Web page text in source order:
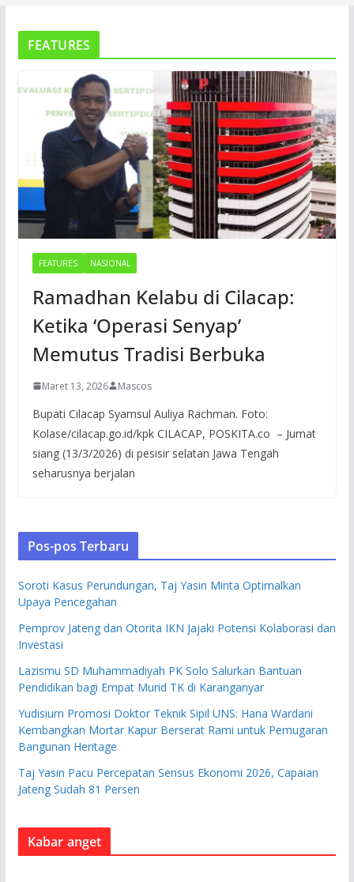
FEATURES
FEATURES NASIONAL
Ramadhan Kelabu di Cilacap:
Ketika ‘Operasi Senyap’
Memutus Tradisi Berbuka
Maret 13, 2026 Mascos
Bupati Cilacap Syamsul Auliya Rachman. Foto:
Kolase/cilacap.go.id/kpk CILACAP, POSKITA.co – Jumat
siang (13/3/2026) di pesisir selatan Jawa Tengah
seharusnya berjalan
Pos-pos Terbaru
Soroti Kasus Perundungan, Taj Yasin Minta Optimalkan
Upaya Pencegahan
Pemprov Jateng dan Otorita IKN Jajaki Potensi Kolaborasi dan
Investasi
Lazismu SD Muhammadiyah PK Solo Salurkan Bantuan
Pendidikan bagi Empat Murid TK di Karanganyar
Yudisium Promosi Doktor Teknik Sipil UNS: Hana Wardani
Kembangkan Mortar Kapur Berserat Rami untuk Pemugaran
Bangunan Heritage
Taj Yasin Pacu Percepatan Sensus Ekonomi 2026, Capaian
Jateng Sudah 81 Persen
Kabar anget